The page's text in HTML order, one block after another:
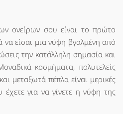
ονείρων σου είναι το πρώτο
να είσαι μια νύφη βγαλμένη από
την κατάλληλη σημασία και
κοσμήματα, πολυτελείς
μεταξωτά πέπλα είναι μερικές
έχετε για να γίνετε η νύφη της